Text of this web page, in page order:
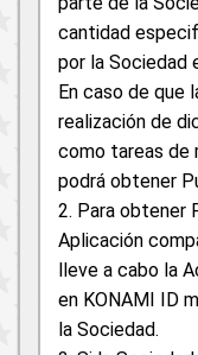
cantidad
por la Sociedad
En caso de que
realización de
como tareas de
podrá obtener
2. Para obtener
Aplicación
lleve a cabo la
en KONAMI ID
la Sociedad.